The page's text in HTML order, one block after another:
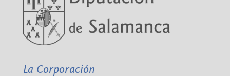
La Corporación